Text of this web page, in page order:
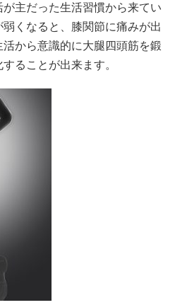
主だった生活習慣から来てい
くなると、膝関節に痛みが出
から意識的に大腿四頭筋を鍛
ることが出来ます。